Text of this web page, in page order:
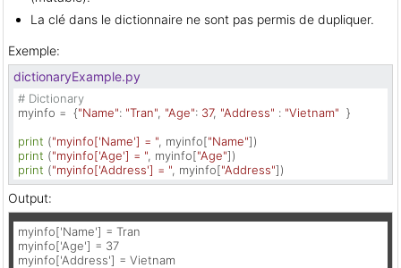
La clé dans le dictionnaire ne sont pas permis de dupliquer.
Exemple:
dictionaryExample.py
# Dictionary
myinfo =  {"Name": "Tran", "Age": 37, "Address" : "Vietnam"
  }
print ("myinfo['Name'] = ", myinfo["Name"
print ("myinfo['Age'] = ", myinfo["Age"
print ("myinfo['Address'] = ", myinfo["Address"])
Output:
myinfo['Name'] = Tran
myinfo['Age'] = 37
myinfo['Address'] = Vietnam